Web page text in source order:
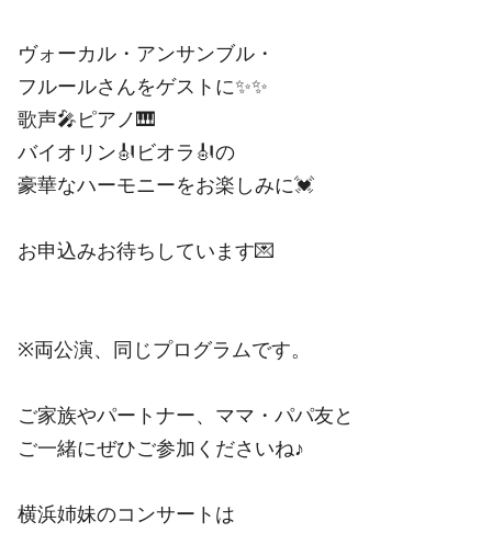
ヴォーカル・アンサンブル・
フルールさんをゲストに✨✨
歌声🎤ピアノ🎹
バイオリン🎻ビオラ🎻の
豪華なハーモニーをお楽しみに💓
お申込みお待ちしています💌
※両公演、同じプログラムです。
ご家族やパートナー、ママ・パパ友と
ご一緒にぜひご参加くださいね♪
横浜姉妹のコンサートは